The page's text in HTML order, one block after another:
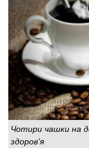
Чотири чашки на
здоров'я